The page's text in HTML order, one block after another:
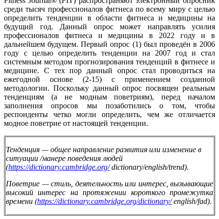
среди тысяч профессионалов фитнеса по всему миру с целью
определить тенденции в области фитнеса и медицины на
будущий год. Данный опрос может направлять усилия
профессионалов фитнеса и медицины в 2022 году и в
дальнейшем будущем. Первый опрос (1) был проведён в 2006
году с целью определить тенденции на 2007 год и стал
системным методом прогнозирования тенденций в фитнесе и
медицине. С тех пор данный опрос стал проводиться на
ежегодной основе (2-15) с применением созданной
методологии. Поскольку данный опрос посвящен реальным
тенденциям (а не модным поветриям), перед началом
заполнения опросов мы позаботились о том, чтобы
респонденты четко могли определить, чем же отличается
модное поветрие от настоящей тенденции.
Тенденция — общее направление развития или изменение в
ситуации /манере поведения людей
(https://dictionary.cambridge.org/dictionary/english/trend).
Поветрие — стиль, деятельность или интерес, вызывающие
высокий интерес на протяжении короткого промежутка
времени (https://dictionary.cambridge.org/dictionary/english/fad).